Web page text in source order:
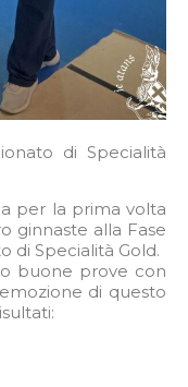
di Specialità
per la prima volta
ginnaste alla Fase
di Specialità Gold.
buone prove con
di questo